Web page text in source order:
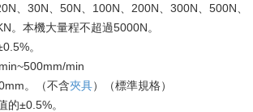
、30N、50N、100N、200N、300N、500N、
。本機大量程不超過5000N。
。
min
。（不含夾具）（標準規格）
的±0.5%。